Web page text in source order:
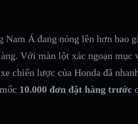
Nam Á đang nóng lên hơn bao
Với màn lột xác ngoạn mục
chiến lược của Honda đã
10.000 đơn đặt hàng trước